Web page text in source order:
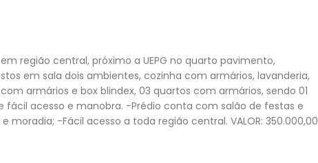
região central, próximo a UEPG no quarto pavimento,
em sala dois ambientes, cozinha com armários, lavanderia,
armários e box blindex, 03 quartos com armários, sendo 01
acesso e manobra. -Prédio conta com salão de festas e
-Fácil acesso a toda região central. VALOR: 350.000,00